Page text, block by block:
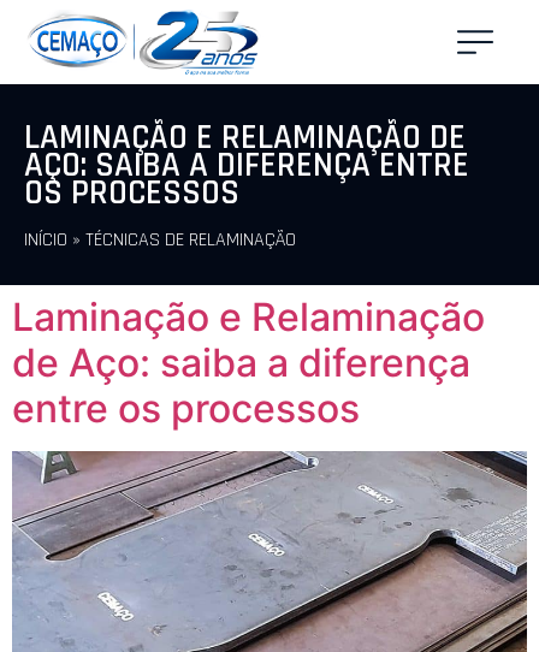
LAMINAÇÃO E RELAMINAÇÃO DE
AÇO: SAIBA A DIFERENÇA ENTRE
OS PROCESSOS
INÍCIO » TÉCNICAS DE RELAMINAÇÃO
Laminação e Relaminação
de Aço: saiba a diferença
entre os processos